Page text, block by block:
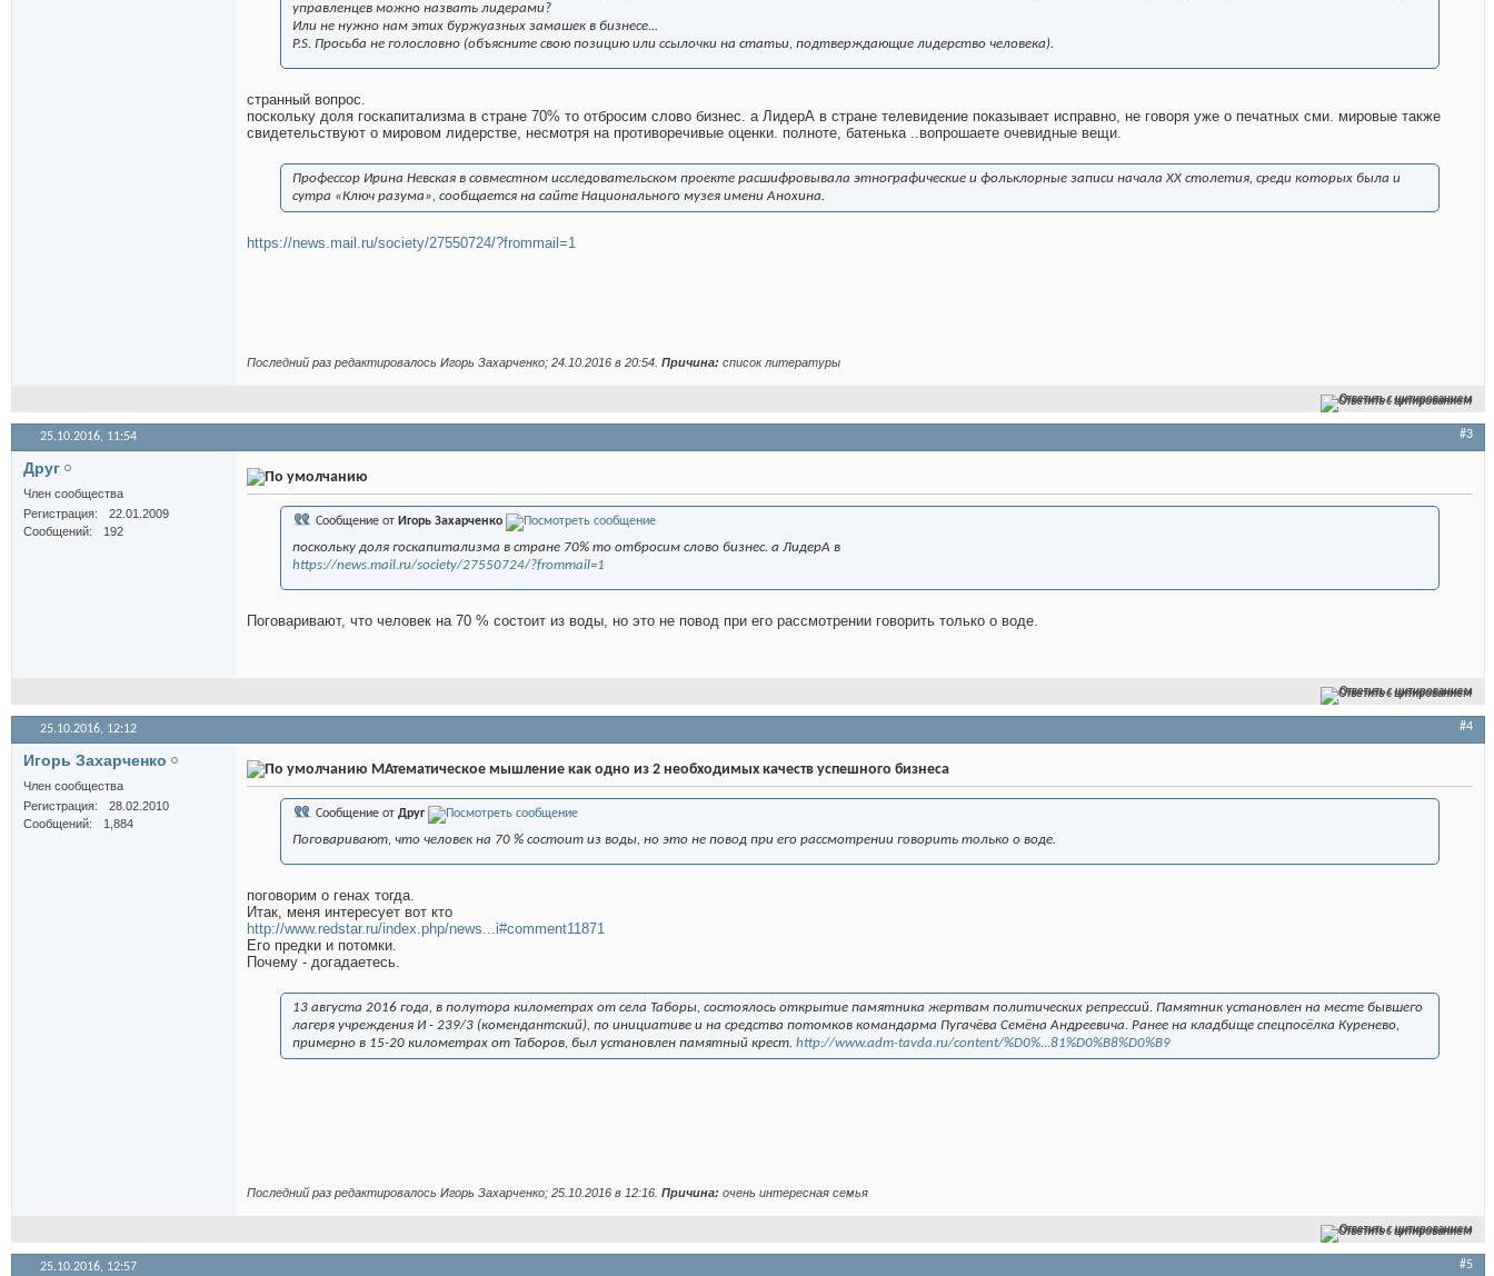
управленцев можно назвать лидерами?
Или не нужно нам этих буржуазных замашек в бизнесе...
P.S. Просьба не голословно (объясните свою позицию или ссылочки на статьи, подтверждающие лидерство человека).
странный вопрос.
поскольку доля госкапитализма в стране 70% то отбросим слово бизнес. а ЛидерА в стране телевидение показывает исправно, не говоря уже о печатных сми. мировые также
свидетельствуют о мировом лидерстве, несмотря на противоречивые оценки. полноте, батенька ..вопрошаете очевидные вещи.
Профессор Ирина Невская в совместном исследовательском проекте расшифровывала этнографические и фольклорные записи начала XX столетия, среди которых была и
сутра «Ключ разума», сообщается на сайте Национального музея имени Анохина.
https://news.mail.ru/society/27550724/?frommail=1
Последний раз редактировалось Игорь Захарченко; 24.10.2016 в 20:54 Причина: список литературы
Ответить с цитированием
25.10.2016, 11:54 #3
Друг
Член сообщества
Регистрация
22.01.2009
Сообщений
192
Сообщение от Игорь Захарченко
поскольку доля госкапитализма в стране 70% то отбросим слово бизнес. а ЛидерА в
https://news.mail.ru/society/27550724/?frommail=1
Поговаривают, что человек на 70 % состоит из воды, но это не повод при его рассмотрении говорить только о воде.
Ответить с цитированием
25.10.2016, 12:12 #4
Игорь Захарченко
Член сообщества
Регистрация
28.02.2010
Сообщений
1,884
МАтематическое мышление как одно из 2 необходимых качеств успешного бизнеса
Сообщение от Друг
Поговаривают, что человек на 70 % состоит из воды, но это не повод при его рассмотрении говорить только о воде.
поговорим о генах тогда.
Итак, меня интересует вот кто
http://www.redstar.ru/index.php/news...i#comment11871
Его предки и потомки.
Почему - догадаетесь.
13 августа 2016 года, в полутора километрах от села Таборы, состоялось открытие памятника жертвам политических репрессий. Памятник установлен на месте бывшего
лагеря учреждения И - 239/3 (комендантский), по инициативе и на средства потомков командарма Пугачёва Семёна Андреевича. Ранее на кладбище спецпосёлка Куренево,
примерно в 15-20 километрах от Таборов, был установлен памятный крест. http://www.adm-tavda.ru/content/%D0%...81%D0%B8%D0%B9
Последний раз редактировалось Игорь Захарченко; 25.10.2016 в 12:16 Причина: очень интересная семья
Ответить с цитированием
25.10.2016, 12:57 #5